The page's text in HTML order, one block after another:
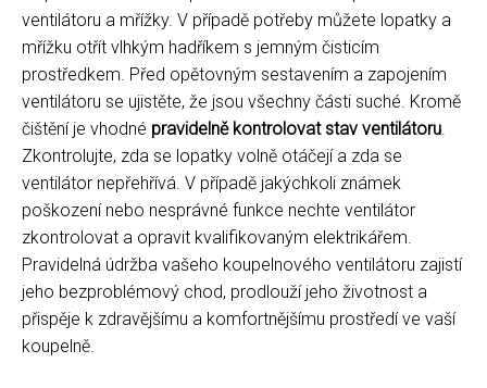
ventilátoru a mřížky. V případě potřeby můžete lopatky a
mřížku otřít vlhkým hadříkem s jemným čisticím
prostředkem. Před opětovným sestavením a zapojením
ventilátoru se ujistěte, že jsou všechny části suché. Kromě
čištění je vhodné pravidelně kontrolovat stav ventilátoru.
Zkontrolujte, zda se lopatky volně otáčejí a zda se
ventilátor nepřehřívá. V případě jakýchkoli známek
poškození nebo nesprávné funkce nechte ventilátor
zkontrolovat a opravit kvalifikovaným elektrikářem.
Pravidelná údržba vašeho koupelnového ventilátoru zajistí
jeho bezproblémový chod, prodlouží jeho životnost a
přispěje k zdravějšímu a komfortnějšímu prostředí ve vaší
koupelně.